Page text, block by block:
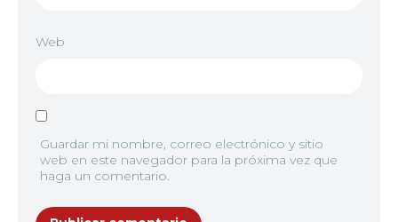
Web
Guardar mi nombre, correo electrónico y sitio
web en este navegador para la próxima vez que
haga un comentario.